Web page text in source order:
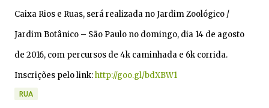
Caixa Rios e Ruas, será realizada no Jardim Zoológico /
Jardim Botânico – São Paulo no domingo, dia 14 de agosto
de 2016, com percursos de 4k caminhada e 6k corrida.
Inscrições pelo link:http://goo.gl/bdXBW1
RUA